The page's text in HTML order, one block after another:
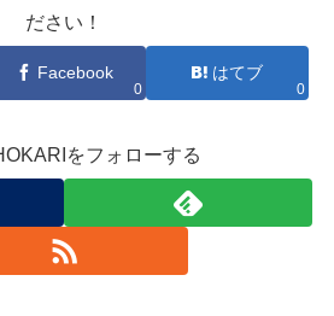
ださい！
Facebook
0
はてブ
0
をフォローする